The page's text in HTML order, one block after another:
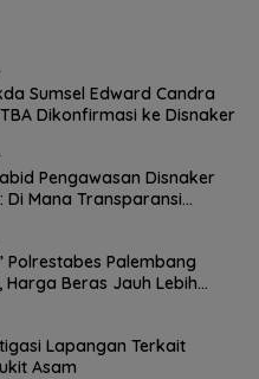
Sumsel Edward Candra
Dikonfirmasi ke Disnaker
Pengawasan Disnaker
Di Mana Transparansi
Polrestabes Palembang
Beras Jauh Lebih
Lapangan Terkait
Asam